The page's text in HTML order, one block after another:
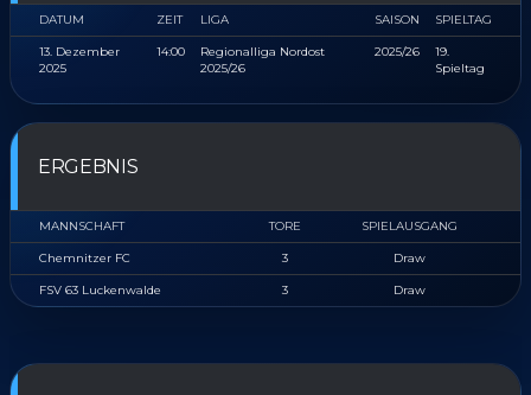
DATUM ZEIT LIGA SAISON SPIELTAG
13. Dezember
2025
14:00
Regionalliga Nordost
2025/26
2025/26
19.
Spieltag
ERGEBNIS
MANNSCHAFT TORE SPIELAUSGANG
Chemnitzer FC 3 Draw
FSV 63 Luckenwalde 3 Draw